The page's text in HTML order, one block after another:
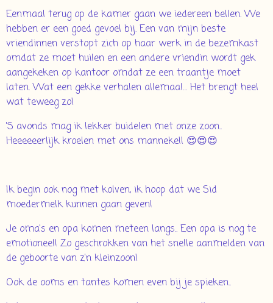
Eenmaal terug op de kamer gaan we iedereen bellen. We
hebben er een goed gevoel bij. Een van mijn beste
vriendinnen verstopt zich op haar werk in de bezemkast
omdat ze moet huilen en een andere vriendin wordt gek
aangekeken op kantoor omdat ze een traantje moet
laten. Wat een gekke verhalen allemaal… Het brengt heel
wat teweeg zo!
'S avonds mag ik lekker buidelen met onze zoon..
Heeeeeerlijk kroelen met ons manneke!! 😍😍😍
Ik begin ook nog met kolven, ik hoop dat we Sid
moedermelk kunnen gaan geven!
Je oma's en opa komen meteen langs.. Een opa is nog te
emotioneel! Zo geschrokken van het snelle aanmelden van
de geboorte van z'n kleinzoon!
Ook de ooms en tantes komen even bij je spieken..